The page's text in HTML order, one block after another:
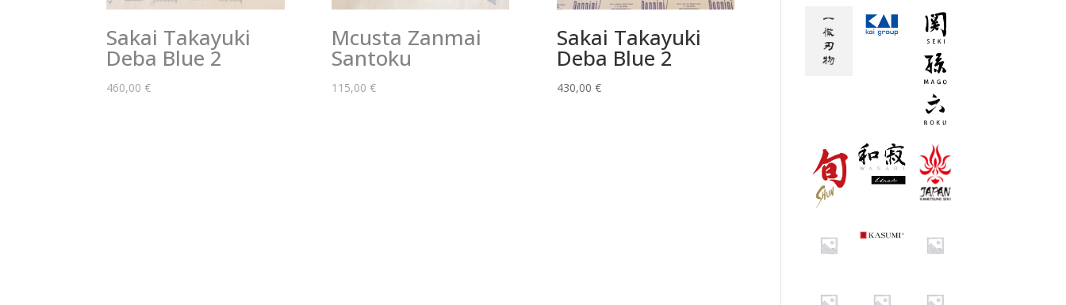
Sakai Takayuki
Deba Blue 2
460,00 €
Mcusta Zanmai
Santoku
115,00 €
Sakai Takayuki
Deba Blue 2
430,00 €